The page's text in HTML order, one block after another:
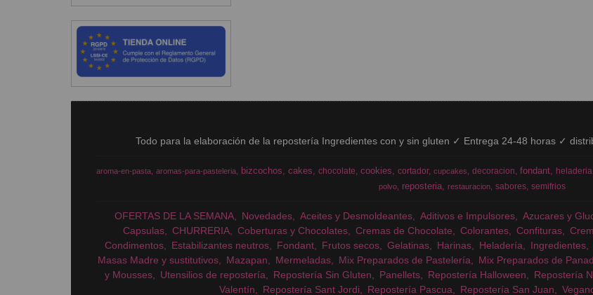
Todo para la elaboración de la repostería Ingredientes con y sin gluten ✓ Entrega 24-48 horas ✓
aroma-en-pasta aromas-para-pasteleria bizcochos cakes chocolate cookies cortador cupcakes decoracion fondant heladeria
polvo
reposteria restauracion sabores semifrios
OFERTAS DE LA SEMANA Novedades Aceites y Desmoldeantes Aditivos e Impulsores Azucares y
Capsulas
CHURRERIA Coberturas y Chocolates Cremas de Chocolate Colorantes Confituras
Condimentos
Estabilizantes neutros Fondant Frutos secos Gelatinas Harinas Heladería Ingredientes
Masas Madre y sustitutivos
Mazapan Mermeladas Mix Preparados de Pastelería Mix Preparados de
y Mousses
Utensilios de repostería Repostería Sin Gluten Panellets Repostería Halloween Repostería
Valentín
Repostería Sant Jordi Repostería Pascua Repostería San Juan